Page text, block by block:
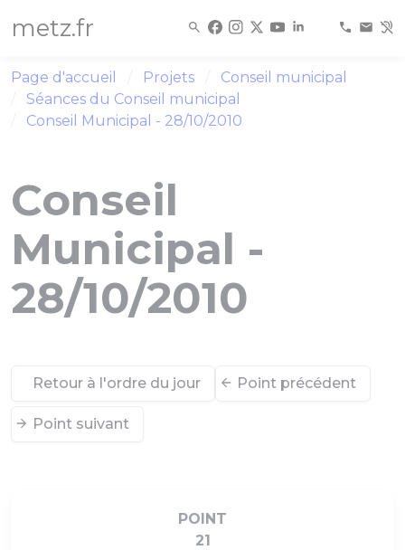
metz.fr
Page d'accueil Projets
Conseil municipal
Séances du Conseil municipal
Conseil Municipal - 28/10/2010
Conseil
Municipal -
28/10/2010
Retour à l'ordre du jour Point précédent
Point suivant
POINT
21